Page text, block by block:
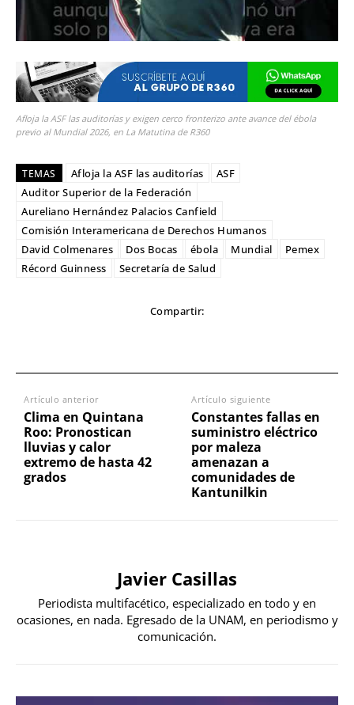
Afloja la ASF las auditorías y exigen cerco fronterizo ante avance del ébola
previo al Mundial 2026, en La Matutina de R360
TEMAS Afloja la ASF las auditorías
ASF
Auditor Superior de la Federación
Aureliano Hernández Palacios Canfield
Comisión Interamericana de Derechos Humanos
David Colmenares
Dos Bocas ébola Mundial
Pemex
Récord Guinness
Secretaría de Salud
Compartir:
Artículo anterior
Clima en Quintana
Roo: Pronostican
lluvias y calor
extremo de hasta 42
grados
Artículo siguiente
Constantes fallas en
suministro eléctrico
por maleza
amenazan a
comunidades de
Kantunilkin
Javier Casillas
Periodista multifacético, especializado en todo y en
ocasiones, en nada. Egresado de la UNAM, en periodismo y
comunicación.